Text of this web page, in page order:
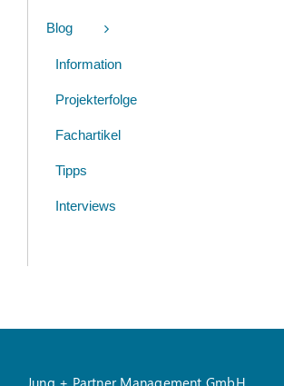
Blog
Information
Projekterfolge
Fachartikel
Tipps
Interviews